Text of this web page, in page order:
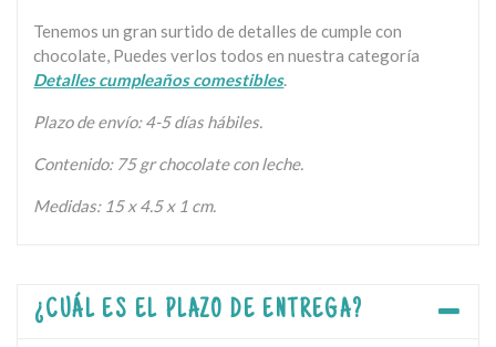
Tenemos un gran surtido de detalles de cumple con
chocolate, Puedes verlos todos en nuestra categoría
Detalles cumpleaños comestibles.
Plazo de envío: 4-5 días hábiles.
Contenido: 75 gr chocolate con leche.
Medidas: 15 x 4.5 x 1 cm.
¿CUÁL ES EL PLAZO DE ENTREGA?